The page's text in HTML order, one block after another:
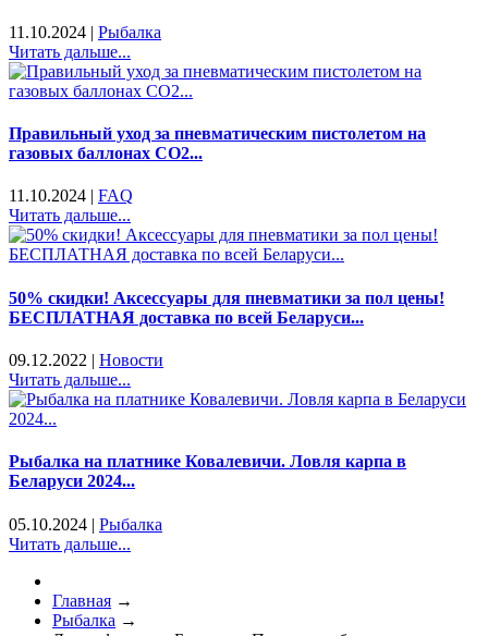
11.10.2024 | Рыбалка
Читать дальше...
Правильный уход за пневматическим пистолетом на
газовых баллонах CO2...
11.10.2024 | FAQ
Читать дальше...
50% скидки! Аксессуары для пневматики за пол цены!
БЕСПЛАТНАЯ доставка по всей Беларуси...
09.12.2022 | Новости
Читать дальше...
Рыбалка на платнике Ковалевичи. Ловля карпа в
Беларуси 2024...
05.10.2024 | Рыбалка
Читать дальше...
Главная →
Рыбалка →